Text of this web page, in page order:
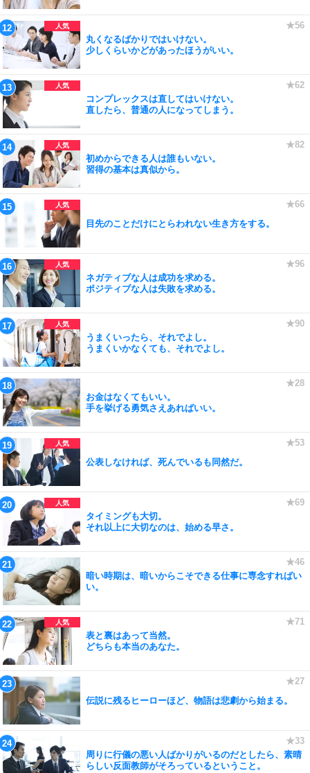
丸くなるばかりではいけない。
少しくらいかどがあったほうがいい。
コンプレックスは直してはいけない。
直したら、普通の人になってしまう。
初めからできる人は誰もいない。
習得の基本は真似から。
目先のことだけにとらわれない生き方をする。
ネガティブな人は成功を求める。
ポジティブな人は失敗を求める。
うまくいったら、それでよし。
うまくいかなくても、それでよし。
お金はなくてもいい。
手を挙げる勇気さえあればいい。
公表しなければ、死んでいるも同然だ。
タイミングも大切。
それ以上に大切なのは、始める早さ。
暗い時期は、暗いからこそできる仕事に専念すればい
い。
表と裏はあって当然。
どちらも本当のあなた。
伝説に残るヒーローほど、物語は悲劇から始まる。
周りに行儀の悪い人ばかりがいるのだとしたら、素晴
らしい反面教師がそろっているということ。